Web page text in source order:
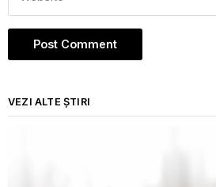
VEZI ALTE ȘTIRI